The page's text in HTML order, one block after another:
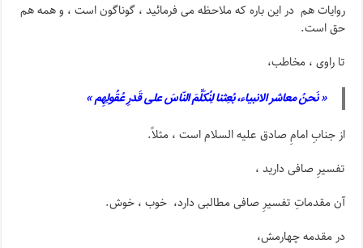
روایات هم در این باره که ملاحظه می فرمائید ، گوناگون است ، و همه هم
حق است.
تا راوی ، مخاطب،
« نَحنُ معاشر الانبیاء، بُعِثنا لِنُکَلِّمَ النّاسَ علی قَدرِ عُقُولِهِم »
از جنابِ امامِ صادق علیه السلام است ، مثلاً.
تفسیرِ صافی دارید ،
آن مقدماتِ تفسیرِ صافی مطالبی دارد، خوب ، خوش.
در مقدمه چهارمش،